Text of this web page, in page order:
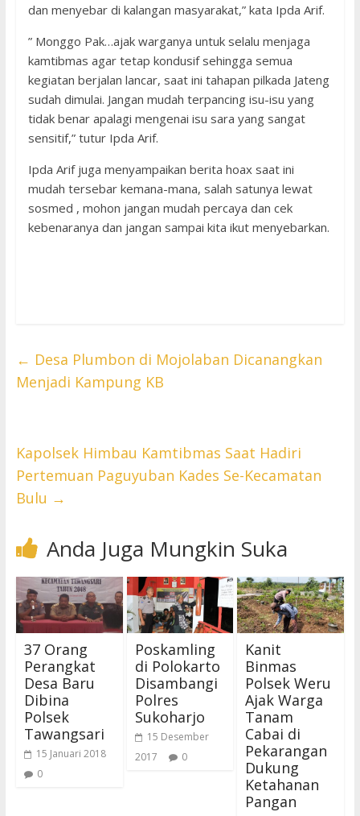
dan menyebar di kalangan masyarakat,” kata Ipda Arif.
” Monggo Pak…ajak warganya untuk selalu menjaga
kamtibmas agar tetap kondusif sehingga semua
kegiatan berjalan lancar, saat ini tahapan pilkada Jateng
sudah dimulai. Jangan mudah terpancing isu-isu yang
tidak benar apalagi mengenai isu sara yang sangat
sensitif,” tutur Ipda Arif.
Ipda Arif juga menyampaikan berita hoax saat ini
mudah tersebar kemana-mana, salah satunya lewat
sosmed , mohon jangan mudah percaya dan cek
kebenaranya dan jangan sampai kita ikut menyebarkan.
← Desa Plumbon di Mojolaban Dicanangkan
Menjadi Kampung KB
Kapolsek Himbau Kamtibmas Saat Hadiri
Pertemuan Paguyuban Kades Se-Kecamatan
Bulu →
Anda Juga Mungkin Suka
37 Orang
Perangkat
Desa Baru
Dibina
Polsek
Tawangsari
15 Januari 2018
0
Poskamling
di Polokarto
Disambangi
Polres
Sukoharjo
15 Desember
2017
0
Kanit
Binmas
Polsek Weru
Ajak Warga
Tanam
Cabai di
Pekarangan
Dukung
Ketahanan
Pangan